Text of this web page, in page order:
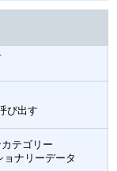
び出す
テゴリー
ョナリーデータ